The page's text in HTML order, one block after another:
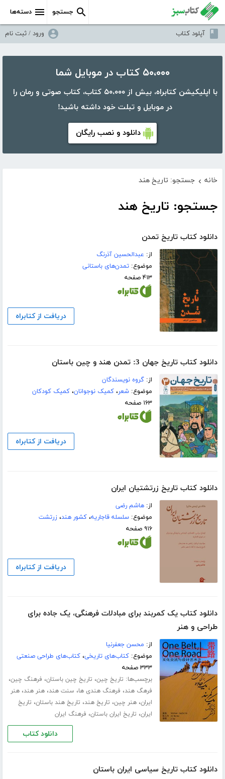
دسته‌ها جستجو
آپلود کتاب ورود / ثبت نام
۵۰،۰۰۰ کتاب در موبایل شما
با اپلیکیشن کتابراه، بیش از ۵۰،۰۰۰ کتاب، کتاب صوتی و رمان را
در موبایل و تبلت خود داشته باشید!
دانلود و نصب رایگان
خانه › جستجو: تاریخ هند
جستجو: تاریخ هند
دانلود کتاب تاریخ تمدن
از: عبدالحسین آذرنگ
موضوع:تمدن‌های باستانی
۴۱۳ صفحه
دریافت از کتابراه
دانلود کتاب تاریخ جهان 3: تمدن هند و چین باستان
از:گروه نویسندگان
موضوع:شعر،کمیک نوجوانان،کمیک کودکان
۱۶۳ صفحه
دریافت از کتابراه
دانلود کتاب تاریخ زرتشتیان ایران
از:هاشم رضی
موضوع:سلسله قاجاریه،کشور هند،زرتشت
۹۱۶ صفحه
دریافت از کتابراه
دانلود کتاب یک کمربند برای مبادلات فرهنگی، یک جاده برای
طراحی و هنر
از: محسن جعفرنیا
موضوع:کتاب‌های تاریخی،کتاب‌های طراحی صنعتی
۳۳۳ صفحه
برچسب‌ها: تاریخ چین، تاریخ چین باستان، فرهنگ چین،
فرهگ هند، فرهنگ هندی ها، سنت هند،هنر هند،هنر
ایران،هنر چین، تاریخ هند، تاریخ هند باستان، تاریخ
ایران، تاریخ ایران باستان، فرهنگ ایران
دانلود کتاب
دانلود کتاب تاریخ سیاسی ایران باستان